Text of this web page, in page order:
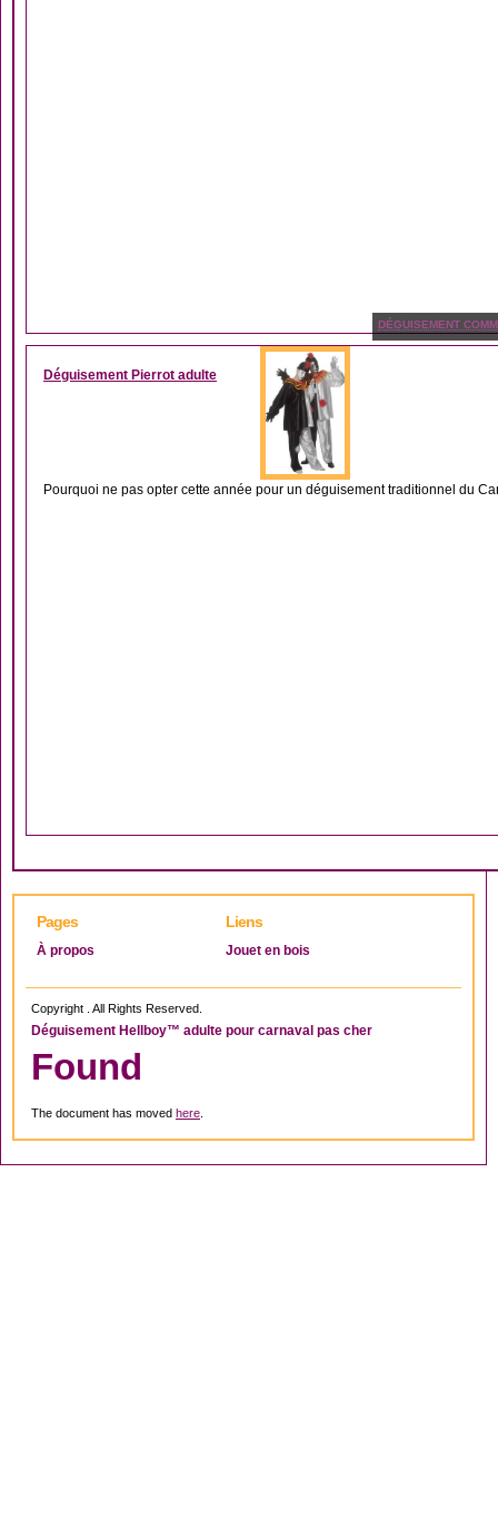
DÉGUISEMENT
Déguisement Pierrot adulte
Pourquoi ne pas opter cette année pour un déguisement traditionnel du
Pages
À propos
Liens
Jouet en bois
Copyright . All Rights Reserved.
Déguisement Hellboy™ adulte pour carnaval pas cher
Found
The document has moved here